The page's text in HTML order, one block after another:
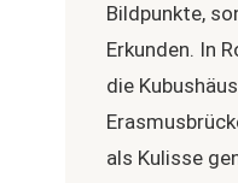
Bildpunkte,
Erkunden. In
die
als Kulisse